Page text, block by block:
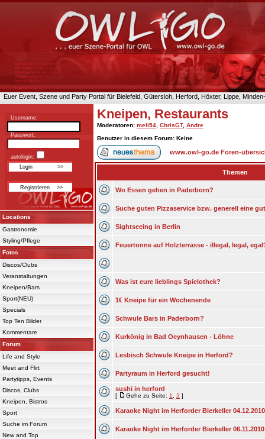
Euer Event, Szene und Party Portal für Bielefeld, Gütersloh, Herford, Höxter, Lippe,
Username:
Passwort:
autologin:
Locations
Gastronomie
Styling/Pflege
Fotos
Discos/Clubs
Veranstaltungen
Kneipen/Bars
Sport(NEU)
Specials
Top Ten Bilder
Kommentare
Forum
Life and Style
Meet and Flirt
Partytipps, Events
Discos, Clubs
Kneipen, Bistros
Sport
Suche im Forum
New and Top
Kneipen, Restaurants
Moderatoren: meli54 ChrisGT, Andre
Benutzer in diesem Forum: Keine
www.owl-go.de Foren-
Themen
Wo Essen gehen in Paderborn?
Suche guten Pizzaservice bzw. generell eine
Sightseeing in Berlin
Feuertonne auf Holzterrasse - illegal, legal,
Was ist eure lieblings Spielothek?
1€ Kneipe für ein Wochenende
Schwule Bars in Paderborn?
Kurkönig in Bad Oeynhausen - Löhne
Lesbisch Schwule Kneipe in Herford?
Partyraum in Herford gesucht!
sushi in herford
[ Gehe zu Seite: 1 2 ]
Karaoke Night im Herforder Bierkeller 04.12.2010
Karaoke Night im Herforder Bierkeller 06.11.2010